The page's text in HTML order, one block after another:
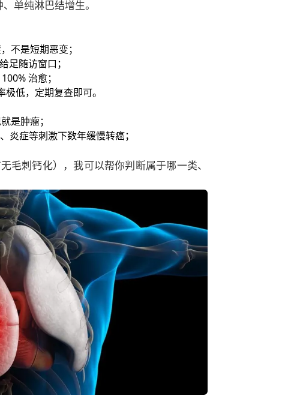
单纯淋巴结增生。
不是短期恶变；
足随访窗口；
治愈；
低，定期复查即可。
是肿瘤；
炎症等刺激下数年缓慢转癌；
毛刺钙化），我可以帮你判断属于哪一类、